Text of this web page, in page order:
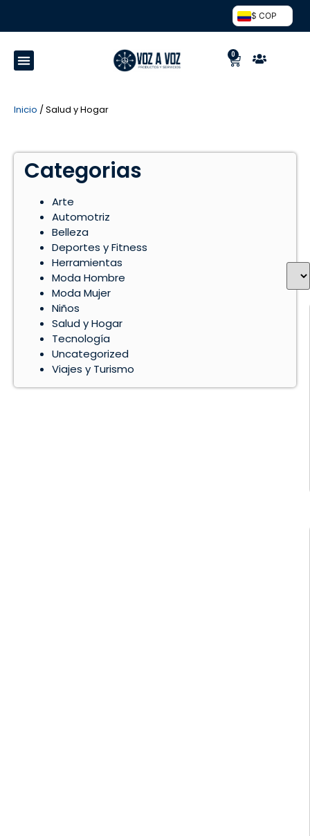
$ COP
0
Inicio / Salud y Hogar
Categorias
Arte
Automotriz
Belleza
Deportes y Fitness
Herramientas
Moda Hombre
Moda Mujer
Niños
Salud y Hogar
Tecnología
Uncategorized
Viajes y Turismo